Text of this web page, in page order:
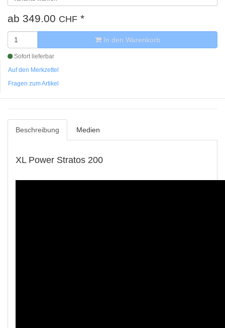
ab 349.00 CHF *
In den Warenkorb
Sofort lieferbar
Auf den Merkzettel
Fragen zum Artikel
Beschreibung Medien
XL Power Stratos 200